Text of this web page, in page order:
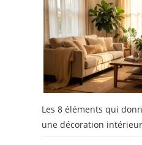
Les 8 éléments qui
une décoration